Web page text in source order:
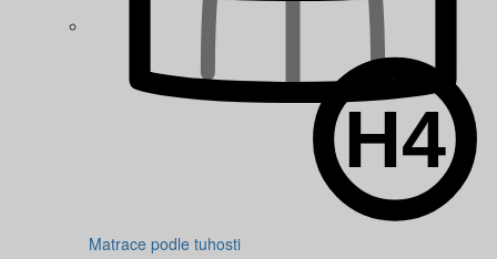
Matrace podle tuhosti